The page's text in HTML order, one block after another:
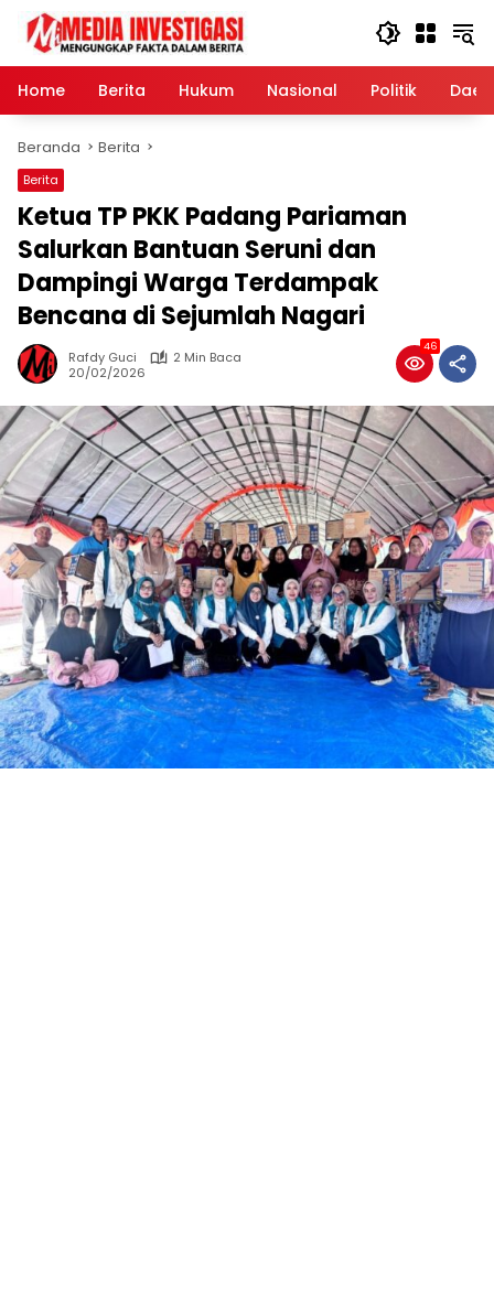
Langsung
konten
Home
Berita Hukum Nasional Politik
Beranda Berita
Berita
Ketua TP PKK Padang Pariaman
Salurkan Bantuan Seruni dan
Dampingi Warga Terdampak
Bencana di Sejumlah Nagari
Rafdy Guci
2 Min Baca
20/02/2026
46